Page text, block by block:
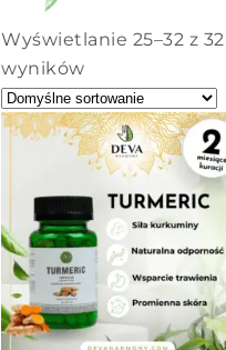
Wyświetlanie 25–32 z 32
wyników